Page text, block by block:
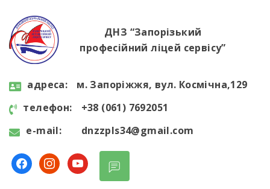
ДНЗ “Запорізький
професійний ліцей сервісу”
aдресa:
м. Запоріжжя, вул. Космічна,129
телефон:
+38 (061) 7692051
e-mail:
dnzzpls34@gmail.com
facebookinstagram
youtube